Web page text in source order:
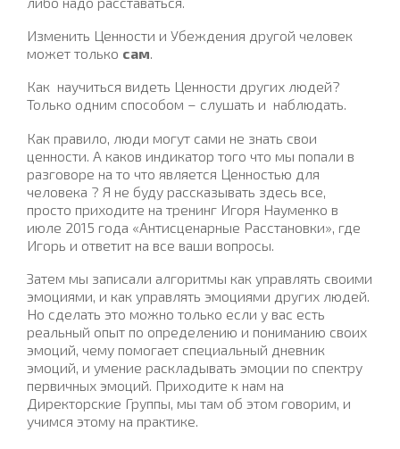
Изменить Ценности и Убеждения другой человек
может только сам.
Как научиться видеть Ценности других людей?
Только одним способом – слушать и наблюдать.
Как правило, люди могут сами не знать свои
ценности. А каков индикатор того что мы попали в
разговоре на то что является Ценностью для
человека ? Я не буду рассказывать здесь все,
просто приходите на тренинг Игоря Науменко в
июле 2015 года «Антисценарные Расстановки», где
Игорь и ответит на все ваши вопросы.
Затем мы записали алгоритмы как управлять своими
эмоциями, и как управлять эмоциями других людей.
Но сделать это можно только если у вас есть
реальный опыт по определению и пониманию своих
эмоций, чему помогает специальный дневник
эмоций, и умение раскладывать эмоции по спектру
первичных эмоций. Приходите к нам на
Директорские Группы, мы там об этом говорим, и
учимся этому на практике.